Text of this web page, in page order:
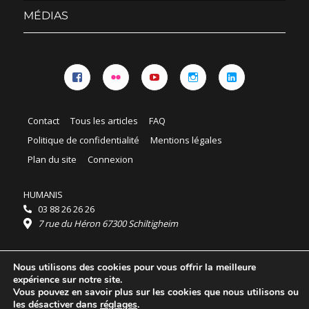
MÉDIAS
Contact Tous les articles
FAQ
Politique de confidentialité
Mentions légales
Plan du site
Connexion
HUMANIS
03 88 26 26 26
7 rue du Héron 67300 Schiltigheim
Horaires :
HUMANIS : du lundi au vendredi 9h - 18h
Ordidocaz : du lundi au vendredi 8h - 19h
© 2025 HUMANIS, tous droits réservés.
Nous utilisons des cookies pour vous offrir la meilleure
expérience sur notre site.
Vous pouvez en savoir plus sur les cookies que nous utilisons ou
les désactiver dans réglages.